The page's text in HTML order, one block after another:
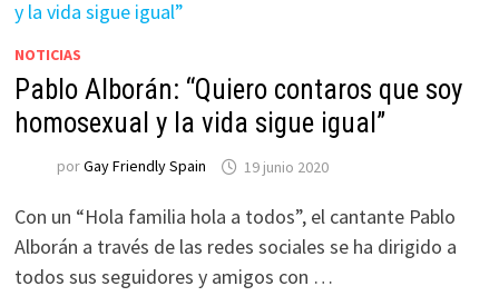
NOTICIAS
Pablo Alborán: “Quiero contaros que soy
homosexual y la vida sigue igual”
porGay Friendly Spain 19 junio 2020
Con un “Hola familia hola a todos”, el cantante Pablo
Alborán a través de las redes sociales se ha dirigido a
todos sus seguidores y amigos con …